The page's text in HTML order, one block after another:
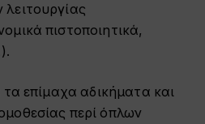
πιστοποιητικά,
επίμαχα αδικήματα και
περί όπλων